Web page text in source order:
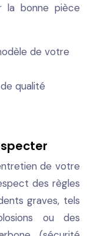
la bonne pièce
de votre
qualité
de votre
des règles
graves, tels
ou des